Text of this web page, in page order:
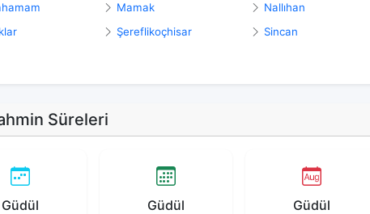
Mamak
Nallıhan
Şereflikoçhisar
Sincan
Süreleri
Güdül Güdül Güdül